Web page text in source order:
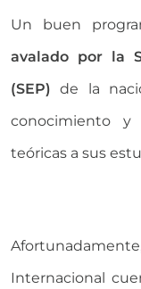
Un buen
avalado por la
(SEP) de la
conocimiento y
teóricas a sus
Internacional